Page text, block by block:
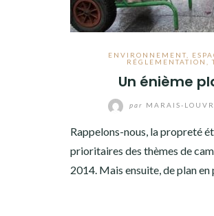
ENVIRONNEMENT
RÉGLEMENTATION
,
Un énième
par MARAIS-
Rappelons-nous, la propreté
prioritaires des thèmes de
2014. Mais ensuite, de plan en